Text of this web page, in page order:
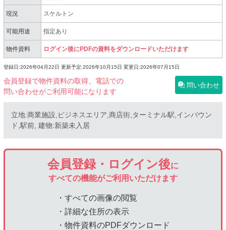
現況 スケルトン
可能用途 指定あり
物件資料 ログイン後にPDFの資料をダウンロードいただけます
登録日:2026年04月22日 更新予定:2026年10月15日 変更日:2026年07月15日
会員登録で物件資料の取得、電話での
問い合わせがご利用可能になります
問い合わせ
立地:商業施設,ビジネスエリア,商店街,ターミナル駅,インバウン
ド,駅前, 建物:新築未入居
会員登録・ログイン後に
すべての機能がご利用いただけます
・すべての画像の閲覧
・詳細な住所の表示
・物件資料のPDFダウンロード